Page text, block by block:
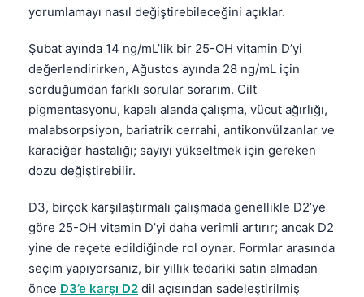
yorumlamayı nasıl değiştirebileceğini açıklar.
Şubat ayında 14 ng/mL’lik bir 25-OH vitamin D’yi
değerlendirirken, Ağustos ayında 28 ng/mL için
sorduğumdan farklı sorular sorarım. Cilt
pigmentasyonu, kapalı alanda çalışma, vücut ağırlığı,
malabsorpsiyon, bariatrik cerrahi, antikonvülzanlar ve
karaciğer hastalığı; sayıyı yükseltmek için gereken
dozu değiştirebilir.
D3, birçok karşılaştırmalı çalışmada genellikle D2’ye
göre 25-OH vitamin D’yi daha verimli artırır; ancak D2
yine de reçete edildiğinde rol oynar. Formlar arasında
seçim yapıyorsanız, bir yıllık tedariki satın almadan
önce D3’e karşı D2 dil açısından sadeleştirilmiş